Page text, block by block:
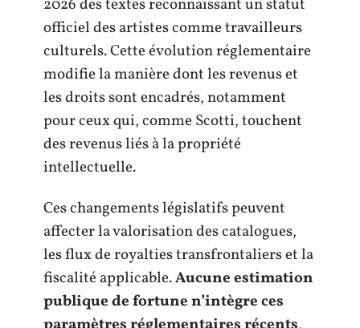
2026 des textes reconnaissant un statut
officiel des artistes comme travailleurs
culturels. Cette évolution réglementaire
modifie la manière dont les revenus et
les droits sont encadrés, notamment
pour ceux qui, comme Scotti, touchent
des revenus liés à la propriété
intellectuelle.
Ces changements législatifs peuvent
affecter la valorisation des catalogues,
les flux de royalties transfrontaliers et la
fiscalité applicable.Aucune estimation
publique de fortune n’intègre ces